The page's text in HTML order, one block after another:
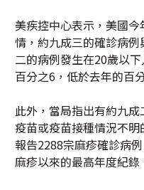
美疾控中心表示，美國
情，約九成三的確診病
二的病例發生在20歲以
百分之6，低於去年的百
此外，當局指出有約九
疫苗或疫苗接種情況不
報告2288宗麻疹確診病
麻疹以來的最高年度紀錄